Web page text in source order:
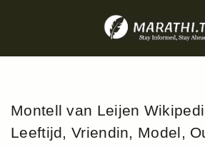
to
Montell van Leijen
Leeftijd, Vriendin, Model,